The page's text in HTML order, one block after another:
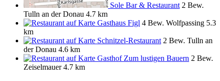
Sole Bar & Restaurant 2 Bew.
Tulln an der Donau 4.7 km
Gasthaus Figl 4 Bew. Wolfpassing 5.3
km
Schnitzel-Restaurant 2 Bew. Tulln an
der Donau 4.6 km
Gasthof Zum lustigen Bauern 2 Bew.
Zeiselmauer 4.7 km